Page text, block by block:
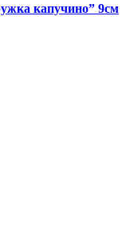
капучино” 9см